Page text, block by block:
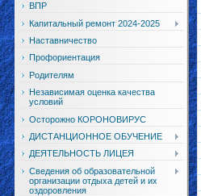
ВПР
Капитальный ремонт 2024-2025
Наставничество
Профориентация
Родителям
Независимая оценка качества
условий
Осторожно КОРОНОВИРУС
ДИСТАНЦИОННОЕ ОБУЧЕНИЕ
ДЕЯТЕЛЬНОСТЬ ЛИЦЕЯ
Сведения об образовательной
организации отдыха детей и их
оздоровления